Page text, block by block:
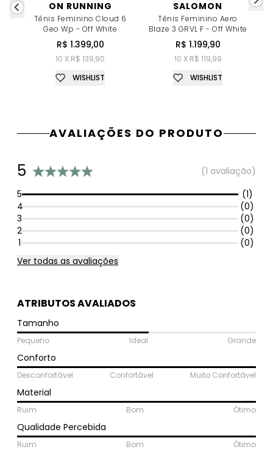
ON RUNNING
Tênis Feminino Cloud 6
Geo Wp - Off White
R$ 1.399,00
10 X R$ 139,90
WISHLIST
SALOMON
Tênis Feminino Aero
Blaze 3 GRVL F - Off White
R$ 1.199,90
10 X R$ 119,99
WISHLIST
AVALIAÇÕES DO PRODUTO
5
(1 avaliação)
5
(1)
4
(0)
3
(0)
2
(0)
1
(0)
Ver todas as avaliações
ATRIBUTOS AVALIADOS
Tamanho
Pequeno Ideal Grande
Conforto
Desconfortável Confortável Muito Confortável
Material
Ruim Bom Ótimo
Qualidade Percebida
Ruim Bom Ótimo